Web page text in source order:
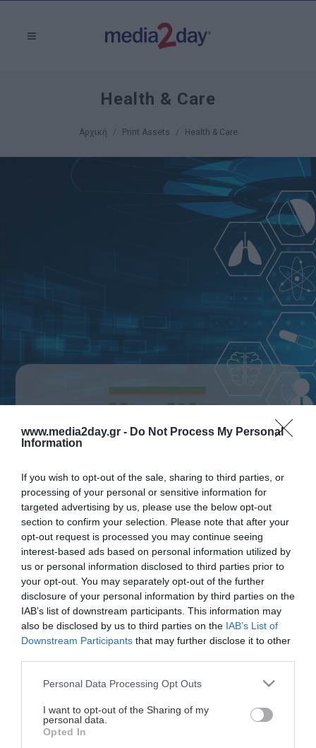
www.media2day.gr - Do Not Process My Personal
Information
If you wish to opt-out of the sale, sharing to third parties, or
processing of your personal or sensitive information for
targeted advertising by us, please use the below opt-out
section to confirm your selection. Please note that after your
opt-out request is processed you may continue seeing
interest-based ads based on personal information utilized by
us or personal information disclosed to third parties prior to
your opt-out. You may separately opt-out of the further
disclosure of your personal information by third parties on the
IAB’s list of downstream participants. This information may
also be disclosed by us to third parties on the IAB’s List of
Downstream Participants that may further disclose it to other
Please note that this website/app uses one or more Google
not limited to your visit or usage behaviour. You may click to
grant or deny consent to Google and its third-party tags to
use your data for below specified purposes in below Google
Personal Data Processing Opt Outs
I want to opt-out of the Sharing of my
personal data.
Opted In
Health & Care
Αρχική Print Assets Health & Care
Το «Health & Care» είναι μια ετήσια ειδική
multimedia έκδοση, προϊόν της σύμπραξης
κορυφαίων μέσων της Media2day Εκδοτική, του
portal για την υγεία & το well-being Iatronet.gr, του
Το «Health & Care 2022» καλύπτει με άρθρα,
συνεντεύξεις και αναλύσεις, από θεσμικούς